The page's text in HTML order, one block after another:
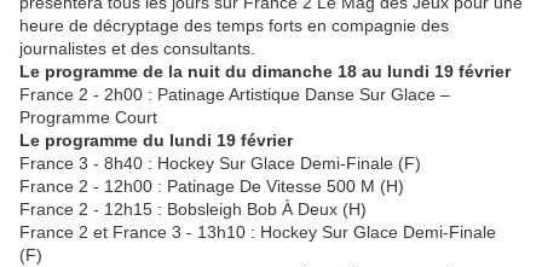
heure de décryptage des temps forts en compagnie des
journalistes et des consultants.
Le programme de la nuit du dimanche 18 au lundi 19 février
France 2 - 2h00 : Patinage Artistique Danse Sur Glace –
Programme Court
Le programme du lundi 19 février
France 3 - 8h40 : Hockey Sur Glace Demi-Finale (F)
France 2 - 12h00 : Patinage De Vitesse 500 M (H)
France 2 - 12h15 : Bobsleigh Bob À Deux (H)
France 2 et France 3 - 13h10 : Hockey Sur Glace Demi-Finale
(F)